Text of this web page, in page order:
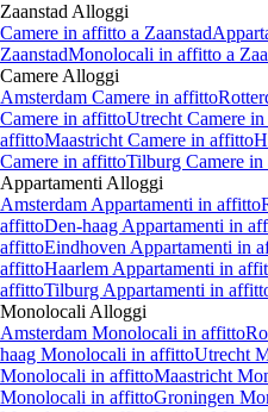
Zaanstad Alloggi
Camere in affitto a Zaanstad
ZaanstadMonolocali in affitto a
Camere Alloggi
Amsterdam Camere in affitto
Camere in affittoUtrecht Camere
affittoMaastricht Camere in affitto
Camere in affittoTilburg Camere
Appartamenti Alloggi
Amsterdam Appartamenti in affitto
affittoDen-haag Appartamenti in
affittoEindhoven Appartamenti in
affittoHaarlem Appartamenti in
affittoTilburg Appartamenti in
Monolocali Alloggi
Amsterdam Monolocali in affitto
haag Monolocali in affittoUtrecht
Monolocali in affittoMaastricht
Monolocali in affittoGroningen